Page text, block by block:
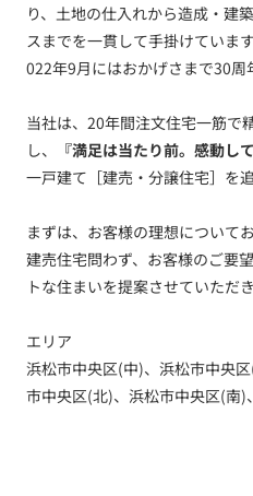
り、土地の仕入れから造成・建
スまでを一貫して手掛けていま
022年9月にはおかげさまで30周
当社は、20年間注文住宅一筋で
し、
『満足は当たり前。感動し
一戸建て［建売・分譲住宅］を
まずは、お客様の理想について
建売住宅問わず、お客様のご要
トな住まいを提案させていただき
エリア
浜松市中央区(中)、浜松市中央
市中央区(北)、浜松市中央区(南